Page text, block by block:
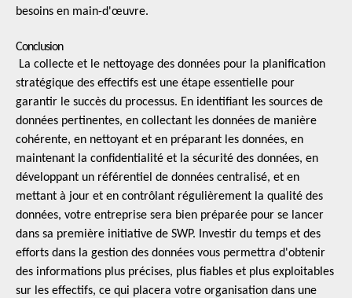
besoins en main-d'œuvre.
Conclusion
La collecte et le nettoyage des données pour la planification
stratégique des effectifs est une étape essentielle pour
garantir le succès du processus. En identifiant les sources de
données pertinentes, en collectant les données de manière
cohérente, en nettoyant et en préparant les données, en
maintenant la confidentialité et la sécurité des données, en
développant un référentiel de données centralisé, et en
mettant à jour et en contrôlant régulièrement la qualité des
données, votre entreprise sera bien préparée pour se lancer
dans sa première initiative de SWP. Investir du temps et des
efforts dans la gestion des données vous permettra d'obtenir
des informations plus précises, plus fiables et plus exploitables
sur les effectifs, ce qui placera votre organisation dans une